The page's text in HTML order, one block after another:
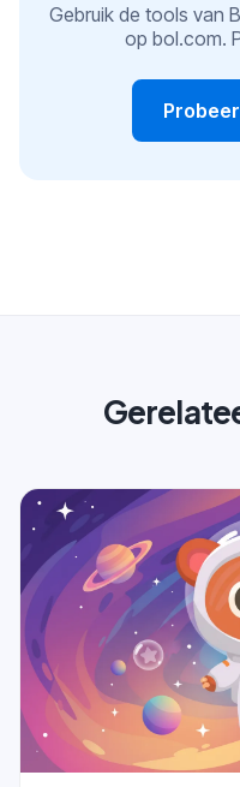
Gebruik de tools van
op bol.com.